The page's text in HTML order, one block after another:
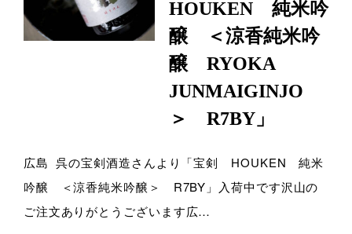
HOUKEN 純米吟
醸 ＜涼香純米吟
醸 RYOKA
JUNMAIGINJO
＞ R7BY」
広島 呉の宝剣酒造さんより「宝剣 HOUKEN 純米
吟醸 ＜涼香純米吟醸＞ R7BY」入荷中です沢山の
ご注文ありがとうございます広…